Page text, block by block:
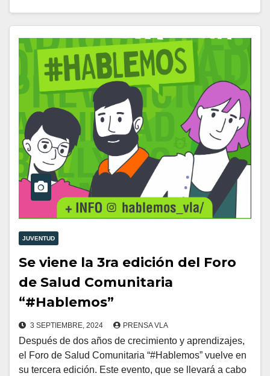
JUVENTUD
Se viene la 3ra edición del Foro
de Salud Comunitaria
“#Hablemos”
3 SEPTIEMBRE, 2024 PRENSA VLA
Después de dos años de crecimiento y aprendizajes,
el Foro de Salud Comunitaria “#Hablemos” vuelve en
su tercera edición. Este evento, que se llevará a cabo